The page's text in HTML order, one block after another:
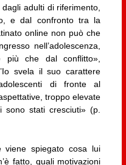
adulti di riferimento,
e dal confronto tra la
online non può che
nell’adolescenza,
più che dal conflitto»,
svela il suo carattere
di fronte al
troppo elevate
sono stati cresciuti» (p.
viene spiegato cosa lui
fatto, quali motivazioni